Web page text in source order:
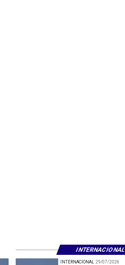
29/07/2026
INTERNACIONAL
INTERNACIONAL